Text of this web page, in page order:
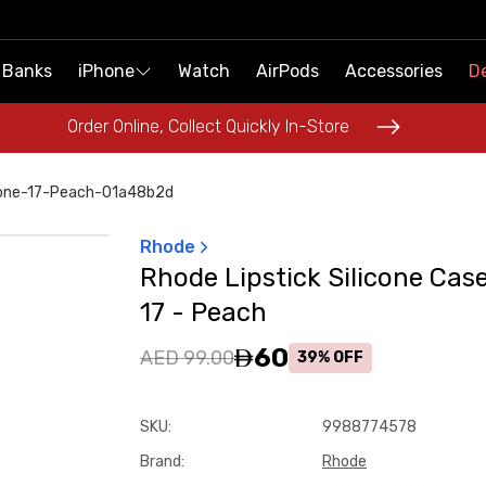
iPhone Watch AirPods Accessories
Order Online, Collect Quickly In-Store
iPhone Watch AirPods Accessories
Order Online, Collect Quickly In-Store
17-Peach-01a48b2d
Rhode
Rhode Lipstick Silicone
17 - Peach
AED 99.00 60 39% OFF
SKU:
9988774578
Brand: Rhode